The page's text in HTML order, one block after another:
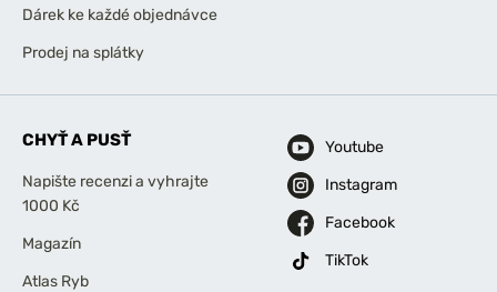
Dárek ke každé objednávce
Prodej na splátky
CHYŤ A PUSŤ
Napište recenzi a vyhrajte
1000 Kč
Magazín
Atlas Ryb
Youtube
Instagram
Facebook
TikTok